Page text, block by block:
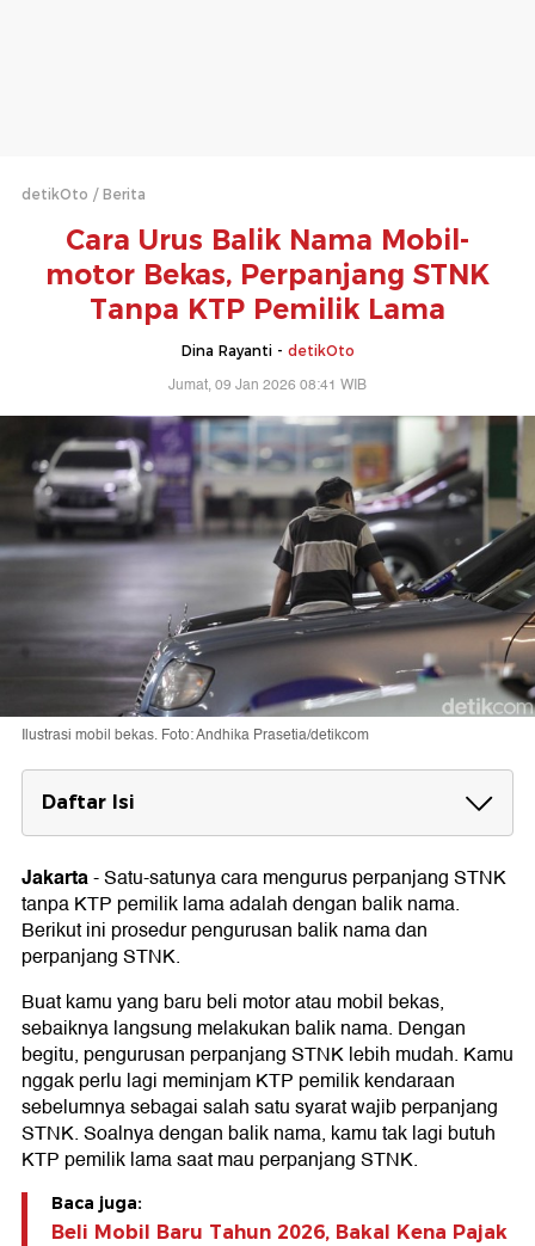
detikOto Berita
Cara Urus Balik Nama Mobil-
motor Bekas, Perpanjang STNK
Tanpa KTP Pemilik Lama
Dina Rayanti - detikOto
Jumat, 09 Jan 2026 08:41 WIB
Ilustrasi mobil bekas. Foto: Andhika Prasetia/detikcom
Daftar Isi
Syarat Balik Nama Kendaraan Bekas
Cara Urus Balik Nama Kendaraan Bekas
Jakarta-Satu-satunya cara mengurus perpanjang STNK
tanpa KTP pemilik lama adalah dengan balik nama.
Berikut ini prosedur pengurusan balik nama dan
perpanjang STNK.
Buat kamu yang baru beli motor atau mobil bekas,
sebaiknya langsung melakukan balik nama. Dengan
begitu, pengurusan perpanjang STNK lebih mudah. Kamu
nggak perlu lagi meminjam KTP pemilik kendaraan
sebelumnya sebagai salah satu syarat wajib perpanjang
STNK. Soalnya dengan balik nama, kamu tak lagi butuh
KTP pemilik lama saat mau perpanjang STNK.
Baca juga:
Beli Mobil Baru Tahun 2026, Bakal Kena Pajak